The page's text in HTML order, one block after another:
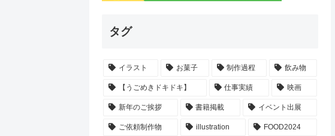
タグ
イラスト お菓子 制作過程 飲み物
【うごめきドキドキ】 仕事実績 映画
新年のご挨拶 書籍掲載 イベント出展
ご依頼制作物 illustration FOOD2024